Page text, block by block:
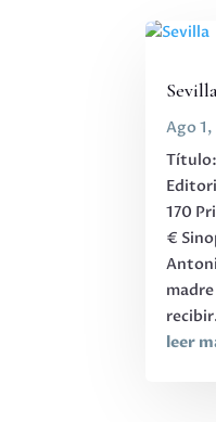
Ago
170
€
leer